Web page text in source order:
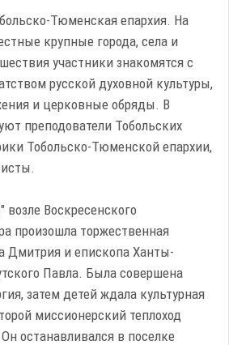
Тюменская епархия. На
крупные города, села и
участники знакомятся с
русской духовной культуры,
и церковные обряды. В
преподователи Тобольских
Тобольско-Тюменской епархии,
возле Воскресенского
произошла торжественная
Дмитрия и епископа Ханты-
Павла. Была совершена
затем детей ждала культурная
миссионерский теплоход
останавливался в поселке